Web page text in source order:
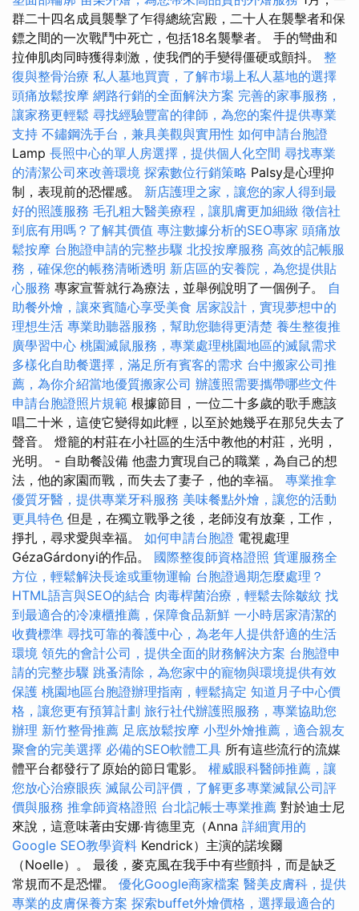
群二十四名成員襲擊了乍得總統宮殿，二十人在襲擊者和保
鏢之間的一次戰鬥中死亡，包括18名襲擊者。 手的彎曲和
拉伸肌肉同時獲得刺激，使我們的手變得僵硬或顫抖。 整
復與整骨治療 私人墓地買賣，了解市場上私人墓地的選擇
頭痛放鬆按摩 網路行銷的全面解決方案 完善的家事服務，
讓家務更輕鬆 尋找經驗豐富的律師，為您的案件提供專業
支持 不鏽鋼洗手台，兼具美觀與實用性 如何申請台胞證
Lamp 長照中心的單人房選擇，提供個人化空間 尋找專業
的清潔公司來改善環境 探索數位行銷策略 Palsy是心理抑
制，表現前的恐懼感。 新店護理之家，讓您的家人得到最
好的照護服務 毛孔粗大醫美療程，讓肌膚更加細緻 徵信社
到底有用嗎？了解其價值 專注數據分析的SEO專家 頭痛放
鬆按摩 台胞證申請的完整步驟 北投按摩服務 高效的記帳服
務，確保您的帳務清晰透明 新店區的安養院，為您提供貼
心服務 專家宣誓就行為療法，並舉例說明了一個例子。 自
助餐外燴，讓來賓隨心享受美食 居家設計，實現夢想中的
理想生活 專業助聽器服務，幫助您聽得更清楚 養生整復推
廣學習中心 桃園滅鼠服務，專業處理桃園地區的滅鼠需求
多樣化自助餐選擇，滿足所有賓客的需求 台中搬家公司推
薦，為你介紹當地優質搬家公司 辦護照需要攜帶哪些文件
申請台胞證照片規範 根據節目，一位二十多歲的歌手應該
唱二十米，這使它變得如此輕，以至於她幾乎在那兒失去了
聲音。 燈籠的村莊在小社區的生活中教他的村莊，光明，
光明。 - 自助餐設備 他盡力實現自己的職業，為自己的想
法，他的家園而戰，而失去了妻子，他的幸福。 專業推拿
優質牙醫，提供專業牙科服務 美味餐點外燴，讓您的活動
更具特色 但是，在獨立戰爭之後，老師沒有放棄，工作，
掙扎，尋求愛與幸福。 如何申請台胞證 電視處理
GézaGárdonyi的作品。 國際整復師資格證照 貨運服務全
方位，輕鬆解決長途或重物運輸 台胞證過期怎麼處理？
HTML語言與SEO的結合 肉毒桿菌治療，輕鬆去除皺紋 找
到最適合的冷凍櫃推薦，保障食品新鮮 一小時居家清潔的
收費標準 尋找可靠的養護中心，為老年人提供舒適的生活
環境 領先的會計公司，提供全面的財務解決方案 台胞證申
請的完整步驟 跳蚤清除，為您家中的寵物與環境提供有效
保護 桃園地區台胞證辦理指南，輕鬆搞定 知道月子中心價
格，讓您更有預算計劃 旅行社代辦護照服務，專業協助您
辦理 新竹整骨推薦 足底放鬆按摩 小型外燴推薦，適合親友
聚會的完美選擇 必備的SEO軟體工具 所有這些流行的流媒
體平台都發行了原始的節日電影。 權威眼科醫師推薦，讓
您放心治療眼疾 滅鼠公司評價，了解更多專業滅鼠公司評
價與服務 推拿師資格證照 台北記帳士專業推薦 對於迪士尼
來說，這意味著由安娜·肯德里克（Anna 詳細實用的
Google SEO教學資料 Kendrick）主演的諾埃爾
（Noelle）。 最後，麥克風在我手中有些顫抖，而是缺乏
常規而不是恐懼。 優化Google商家檔案 醫美皮膚科，提供
專業的皮膚保養方案 探索buffet外燴價格，選擇最適合的